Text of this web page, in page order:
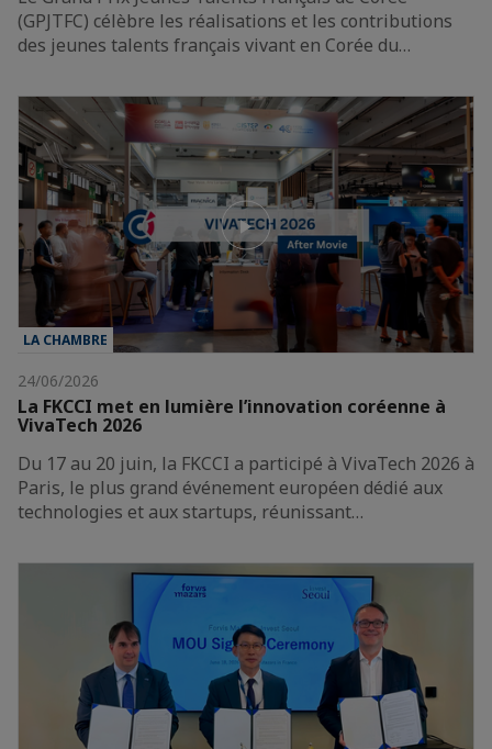
(GPJTFC) célèbre les réalisations et les contributions
des jeunes talents français vivant en Corée du…
LA CHAMBRE
24/06/2026
La FKCCI met en lumière l’innovation coréenne à
VivaTech 2026
Du 17 au 20 juin, la FKCCI a participé à VivaTech 2026 à
Paris, le plus grand événement européen dédié aux
technologies et aux startups, réunissant…